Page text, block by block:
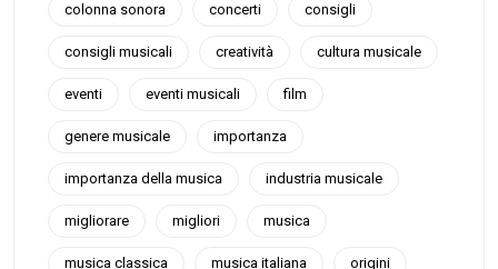
colonna sonora concerti consigli
consigli musicali creatività cultura musicale
eventi eventi musicali film
genere musicale importanza
importanza della musica industria musicale
migliorare migliori musica
musica classica musica italiana origini